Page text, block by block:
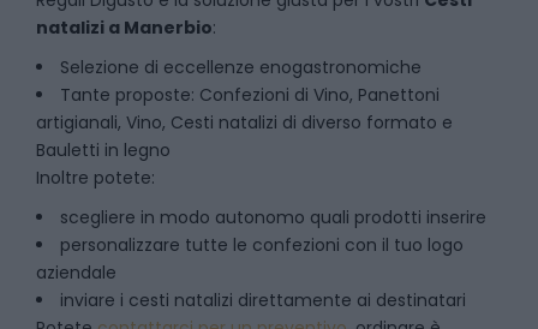
natalizi a Manerbio:
Selezione di eccellenze enogastronomiche
Tante proposte: Confezioni di Vino, Panettoni
artigianali, Vino, Cesti natalizi di diverso formato e
Bauletti in legno
Inoltre potete:
scegliere in modo autonomo quali prodotti inserire
personalizzare tutte le confezioni con il tuo logo
aziendale
inviare i cesti natalizi direttamente ai destinatari